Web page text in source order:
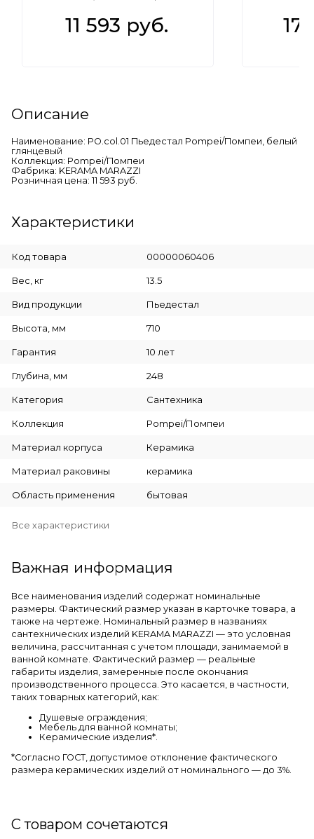
11 593 руб. 17
Описание
Наименование: PO.col.01 Пьедестал Pompei/Помпеи, белый
глянцевый
Коллекция: Pompei/Помпеи
Фабрика: KERAMA MARAZZI
Розничная цена: 11 593 руб.
Характеристики
Код товара 00000060406
Вес, кг 13.5
Вид продукции Пьедестал
Высота, мм 710
Гарантия 10 лет
Глубина, мм 248
Категория Сантехника
Коллекция Pompei/Помпеи
Материал корпуса Керамика
Материал раковины керамика
Область применения бытовая
Все характеристики
Важная информация
Все наименования изделий содержат номинальные
размеры. Фактический размер указан в карточке товара, а
также на чертеже. Номинальный размер в названиях
сантехнических изделий KERAMA MARAZZI — это условная
величина, рассчитанная с учетом площади, занимаемой в
ванной комнате. Фактический размер — реальные
габариты изделия, замеренные после окончания
производственного процесса. Это касается, в частности,
таких товарных категорий, как:
Душевые ограждения;
Мебель для ванной комнаты;
Керамические изделия*.
*Cогласно ГОСТ, допустимое отклонение фактического
размера керамических изделий от номинального — до 3%.
С товаром сочетаются